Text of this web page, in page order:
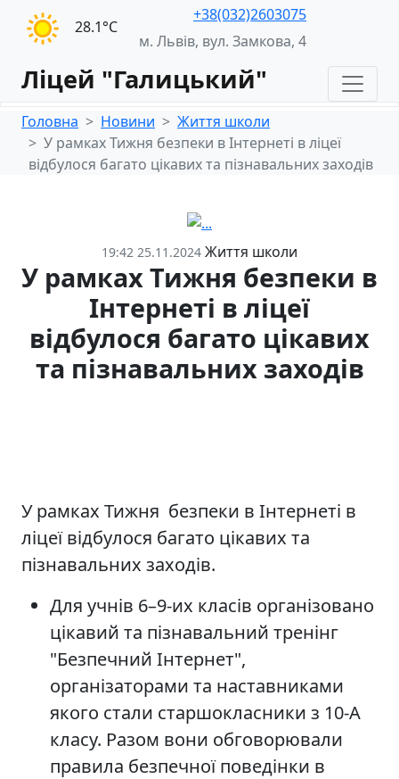
28.1°С
+38(032)2603075
м. Львів, вул. Замкова, 4
Ліцей "Галицький"
Головна Новини
Життя школи
У рамках Тижня безпеки в Інтернеті в ліцеї
відбулося багато цікавих та пізнавальних заходів
19:42 25.11.2024 Життя школи
У рамках Тижня безпеки в
Інтернеті в ліцеї
відбулося багато цікавих
та пізнавальних заходів
У рамках Тижня безпеки в Інтернеті в
ліцеї відбулося багато цікавих та
пізнавальних заходів.
Для учнів 6–9-их класів організовано
цікавий та пізнавальний тренінг
"Безпечний Інтернет",
організаторами та наставниками
якого стали старшокласники з 10-А
класу. Разом вони обговорювали
правила безпечної поведінки в